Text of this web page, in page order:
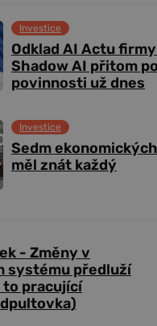
Odklad AI Actu
Shadow AI přitom
povinnosti už dnes
Investice
Sedm
měl znát každý
Investice
- Změny v
systému předluží
to pracující